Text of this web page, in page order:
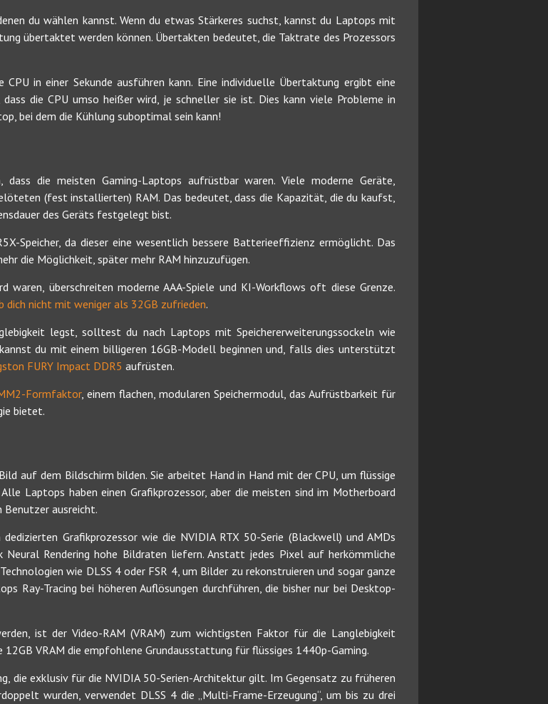
du wählen kannst. Wenn du etwas Stärkeres suchst, kannst du Laptops mit
übertaktet werden können. Übertakten bedeutet, die Taktrate des Prozessors
in einer Sekunde ausführen kann. Eine individuelle Übertaktung ergibt eine
die CPU umso heißer wird, je schneller sie ist. Dies kann viele Probleme in
bei dem die Kühlung suboptimal sein kann!
die meisten Gaming-Laptops aufrüstbar waren. Viele moderne Geräte,
(fest installierten) RAM. Das bedeutet, dass die Kapazität, die du kaufst,
des Geräts festgelegt bist.
Speicher, da dieser eine wesentlich bessere Batterieeffizienz ermöglicht. Das
die Möglichkeit, später mehr RAM hinzuzufügen.
waren, überschreiten moderne AAA-Spiele und KI-Workflows oft diese Grenze.
dich nicht mit weniger als 32GB zufrieden.
legst, solltest du nach Laptops mit Speichererweiterungssockeln wie
du mit einem billigeren 16GB-Modell beginnen und, falls dies unterstützt
FURY Impact DDR5 aufrüsten.
Formfaktor, einem flachen, modularen Speichermodul, das Aufrüstbarkeit für
bietet.
auf dem Bildschirm bilden. Sie arbeitet Hand in Hand mit der CPU, um flüssige
Laptops haben einen Grafikprozessor, aber die meisten sind im Motherboard
ausreicht.
Grafikprozessor wie die NVIDIA RTX 50-Serie (Blackwell) und AMDs
Neural Rendering hohe Bildraten liefern. Anstatt jedes Pixel auf herkömmliche
wie DLSS 4 oder FSR 4, um Bilder zu rekonstruieren und sogar ganze
Ray-Tracing bei höheren Auflösungen durchführen, die bisher nur bei Desktop-
ist der Video-RAM (VRAM) zum wichtigsten Faktor für die Langlebigkeit
12GB VRAM die empfohlene Grundausstattung für flüssiges 1440p-Gaming.
die exklusiv für die NVIDIA 50-Serien-Architektur gilt. Im Gegensatz zu früheren
wurden, verwendet DLSS 4 die „Multi-Frame-Erzeugung“, um bis zu drei